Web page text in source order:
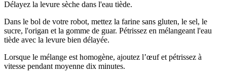
Délayez la levure sèche dans l'eau tiède.
Dans le bol de votre robot, mettez la farine sans gluten, le sel, le
sucre, l'origan et la gomme de guar. Pétrissez en mélangeant l'eau
tiède avec la levure bien délayée.
Lorsque le mélange est homogène, ajoutez l’œuf et pétrissez à
vitesse pendant moyenne dix minutes.